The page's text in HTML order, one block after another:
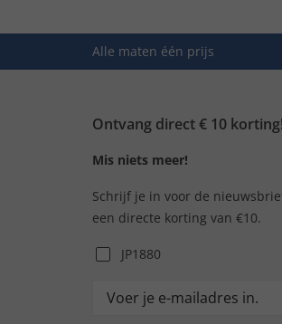
Alle maten één prijs
Ontvang direct € 10 korting!
Mis niets meer!
Schrijf je in voor de
een directe korting van €10.
JP1880